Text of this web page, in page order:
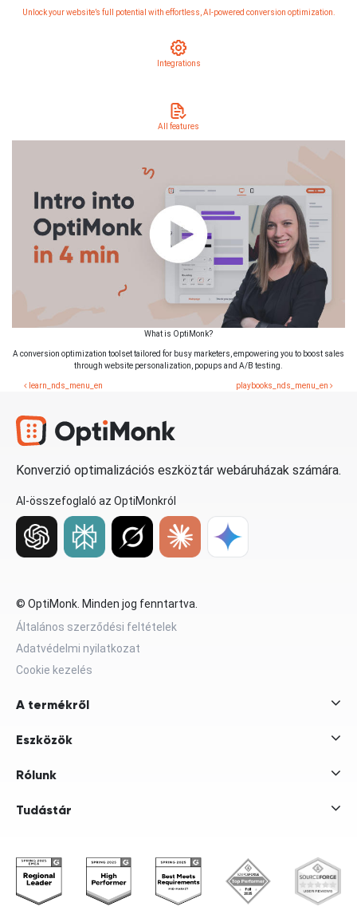
Unlock your website’s full potential with effortless, AI-powered conversion optimization.
Integrations
All features
What is OptiMonk?
A conversion optimization toolset tailored for busy marketers, empowering you to boost sales
through website personalization, popups and A/B testing.
learn_nds_menu_en playbooks_nds_menu_en
Konverzió optimalizációs eszköztár webáruházak számára.
AI-összefoglaló az OptiMonkról
© OptiMonk. Minden jog fenntartva.
Általános szerződési feltételek
Adatvédelmi nyilatkozat
Cookie kezelés
A termékről
Eszközök
Rólunk
Tudástár